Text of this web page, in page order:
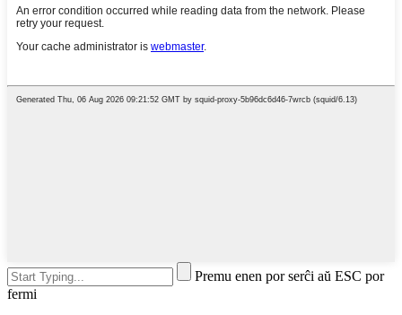
Premu enen por serĉi aŭ ESC por
fermi